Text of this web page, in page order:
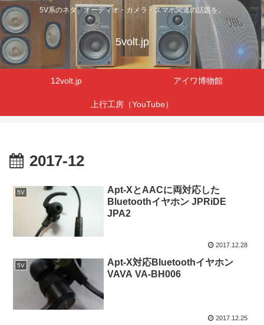
5V系のネタ、オーディオ・カメラ・スマホ関連の話題を。
5volt.jp
12volt.jp アイワ博物館
上行工房（YouTube）
2017-12
5V
Apt-XとAACに両対応した
Bluetoothイヤホン JPRiDE
JPA2
2017.12.28
5V
Apt-X対応Bluetoothイヤホン
VAVA VA-BH006
2017.12.25